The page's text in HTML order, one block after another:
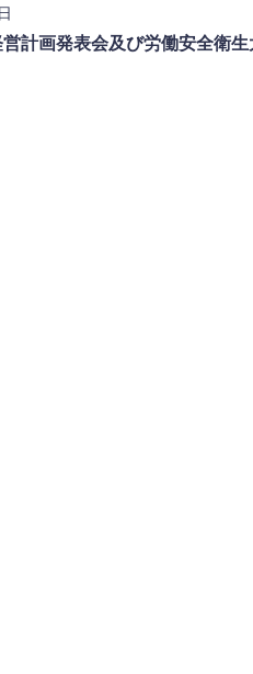
計画発表会及び労働安全衛生